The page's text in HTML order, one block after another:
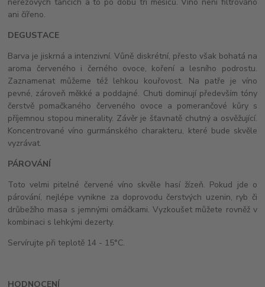
ani čířeno.
DEGUSTACE
Barva je jiskrná a intenzivní. Vůně diskrétní, přesto však bohatá na
aroma červeného i černého ovoce, koření a lesního podrostu.
Zaznamenat můžeme též lehkou kouřovost. Na patře je víno
pevné, zároveň měkké a poddajné. Chuti dominují především tóny
čerstvě pomačkaného červeného ovoce a pomerančové kůry s
příjemnou stopou minerality. Závěr je šťavnatě chutný a osvěžující.
Koncentrované víno gurmánského charakteru, které bude skvěle
vyzrávat.
PÁROVÁNÍ
Toto velmi pitelné červené víno skvěle hasí žízeň. Pokud jde o
párování, nejlépe vynikne za doprovodu čerstvých uzenin, ryb či
drůbežího masa s jemnými omáčkami. Vyzkoušet můžete rovněž v
kombinaci s lehkými dezerty.
Servírujte při teplotě 14 - 15°C.
HODNOCENÍ